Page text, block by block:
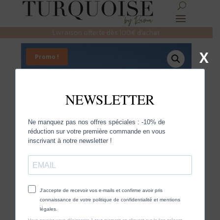
Livraison offerte dès 100€ d’achat
Promo ! X